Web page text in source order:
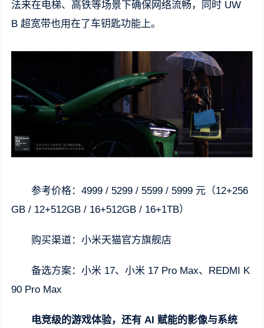
法来在电梯、高铁等场景下确保网络流畅，同时 UW
B 超宽带也用在了车钥匙功能上。
参考价格：4999 / 5299 / 5599 / 5999 元（12+256
GB / 12+512GB / 16+512GB / 16+1TB）
购买渠道：小米天猫官方旗舰店
备选方案：小米 17、小米 17 Pro Max、REDMI K
90 Pro Max
电竞级的游戏体验，还有 AI 赋能的影像与系统